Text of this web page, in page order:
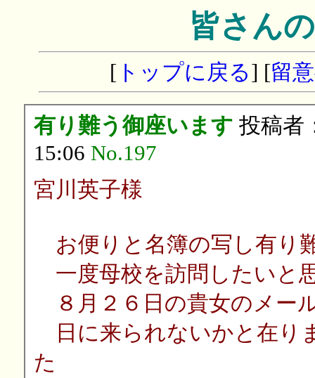
皆さん
[トップに戻る] [留
有り難う御座います 投稿者
15:06 No.197
宮川英子様
お便りと名簿の写し有り
一度母校を訪問したいと
８月２６日の貴女のメー
日に来られないかと在り
た